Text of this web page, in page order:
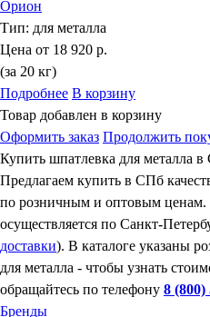
Орион
Тип: для металла
Цена от 18 920 р.
(за 20 кг)
Подробнее В корзину
Товар добавлен в корзину
Оформить заказ Продолжить
Купить шпатлевка для металла в
Предлагаем купить в СПб
по розничным и оптовым ценам.
осуществляется по Санкт-
доставки). В каталоге указаны
для металла - чтобы узнать
обращайтесь по телефону 8 (800)
Бренды